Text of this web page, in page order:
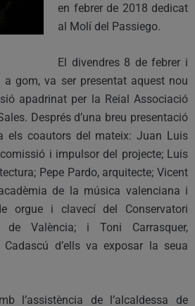
en febrer de 2018 dedicat
al Molí del Passiego.
El divendres 8 de febrer i
gom, va ser presentat aquest nou
apadrinat per la Reial Associació
Després d’una breu presentació
els coautors del mateix: Juan Luis
i impulsor del projecte; Luis
Pepe Pardo, arquitecte; Vicent
de la música valenciana i
orgue i clavecí del Conservatori
València; i Toni Carrasquer,
d’ells va exposar la seua
l’assistència de l’alcaldessa de